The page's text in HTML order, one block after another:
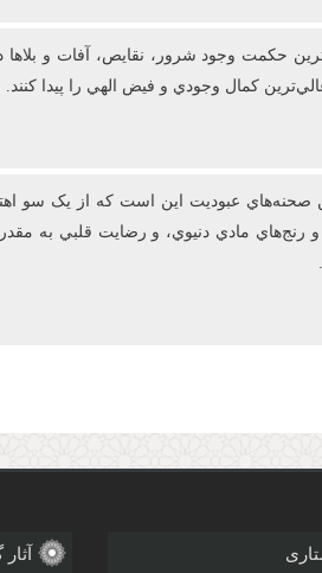
حکمت وجود شرور، نقايص، آفات و بلاها
کمال وجودي و فيض الهي را پيدا کنند.
عبوديت این است که از يک سو
و رنج‌هاي مادي دنيوي، و رضايت قلبي به